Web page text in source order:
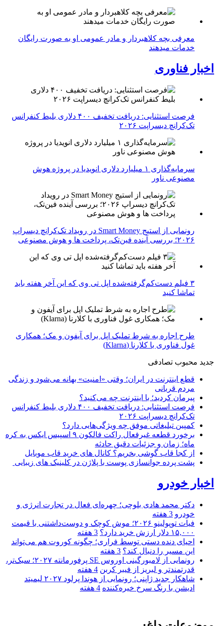
معرفی بچه کلاهبردار و مادر عمومی او به صورت رایگان
خدمات میدهند
اخبار فناوری
فرصت استثنایی: دریافت تخفیف ۴۰۰ دلاری بلیط کنفرانس
تک‌کرانچ دیسراپت ۲۰۲۶
سرمایه‌گذاری ۱ میلیارد دلاری انویدیا در پروژه هوش
مصنوعی ناور
رونمایی از استیج Smart Money در رویداد تک‌کرانچ دیسراپ
۲۰۲۶؛ بررسی آینده فین‌تک، پرداخت‌ ها و هوش مصنوعی
۳ فیلم دست‌کم‌گرفته‌شده اپل تی وی که این آخر هفته باید
تماشا کنید
طرح اجاره به شرط تملیک اپل برای آیفون و مک؛ همکاری
غول فناوری با کلارنا (Klarna)
جدید محبوب تصادفی
قطع اینترنت در ایران؛ وقتی «امنیت» بهانه می‌شود و زندگی
مردم قربانی
پیرمان کردید؛ با اینترنت چه می‌کنید؟
فرصت استثنایی: دریافت تخفیف ۴۰۰ دلاری بلیط کنفرانس
تک‌کرانچ دیسراپت ۲۰۲۶
کمپین تبلیغاتی موفق چه ویژگی‌هایی دارد؟
برخورد قطعه غیرفعال راکت فالکون ۹ اسپیس ایکس به کره
ماه؛ زمان و جزئیات دقیق حادثه
از کجا قاب گوشی بخریم؟ کانال های خرید قاب موبایل
پشت پرده جوانسازی پوست با پلاژن در کلینیک های زیبایی
اخبار خودرو
دکتر محمد هادی بلوچی؛ چهره‌ای فعال در تجارت انرژی و
خودرو 3 هفته
فیات توپولینو ۲۰۲۶؛ موش کوچک و دوست‌داشتنی با قیمت
۱۵,۰۰۰ دلار ارزش خرید دارد؟
3 هفته
احیای دنده دستی توسط فراری؛ چگونه کوروت هم می‌تواند
این مسیر را دنبال کند؟ 3 هفته
رونمایی از لامبورگینی اوروس SE پرفورمانته ۲۰۲۷؛ سبک‌تر،
قدرتمندتر و لبریز از فیبر کربن 4 هفته
شاهکار جدید ژاپنی؛ رونمایی از هوندا پرلود ۲۰۲۷ لیمیتد
ادیشن با رنگ سرخ خیره‌کننده 4 هفته